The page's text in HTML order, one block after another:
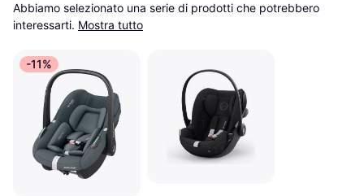
Abbiamo selezionato una serie di prodotti che potrebbero
interessarti. Mostra tutto
-11%